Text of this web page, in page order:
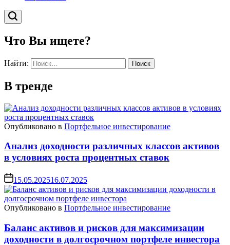
Что Вы ищете?
Найти:
В тренде
Опубликовано в Портфельное инвестирование
Анализ доходности различных классов активов
в условиях роста процентных ставок
15.05.202516.07.2025
Опубликовано в Портфельное инвестирование
Баланс активов и рисков для максимизации
доходности в долгосрочном портфеле инвестора